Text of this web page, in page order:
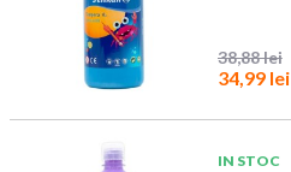
38,88 lei
34,99 lei
IN STOC